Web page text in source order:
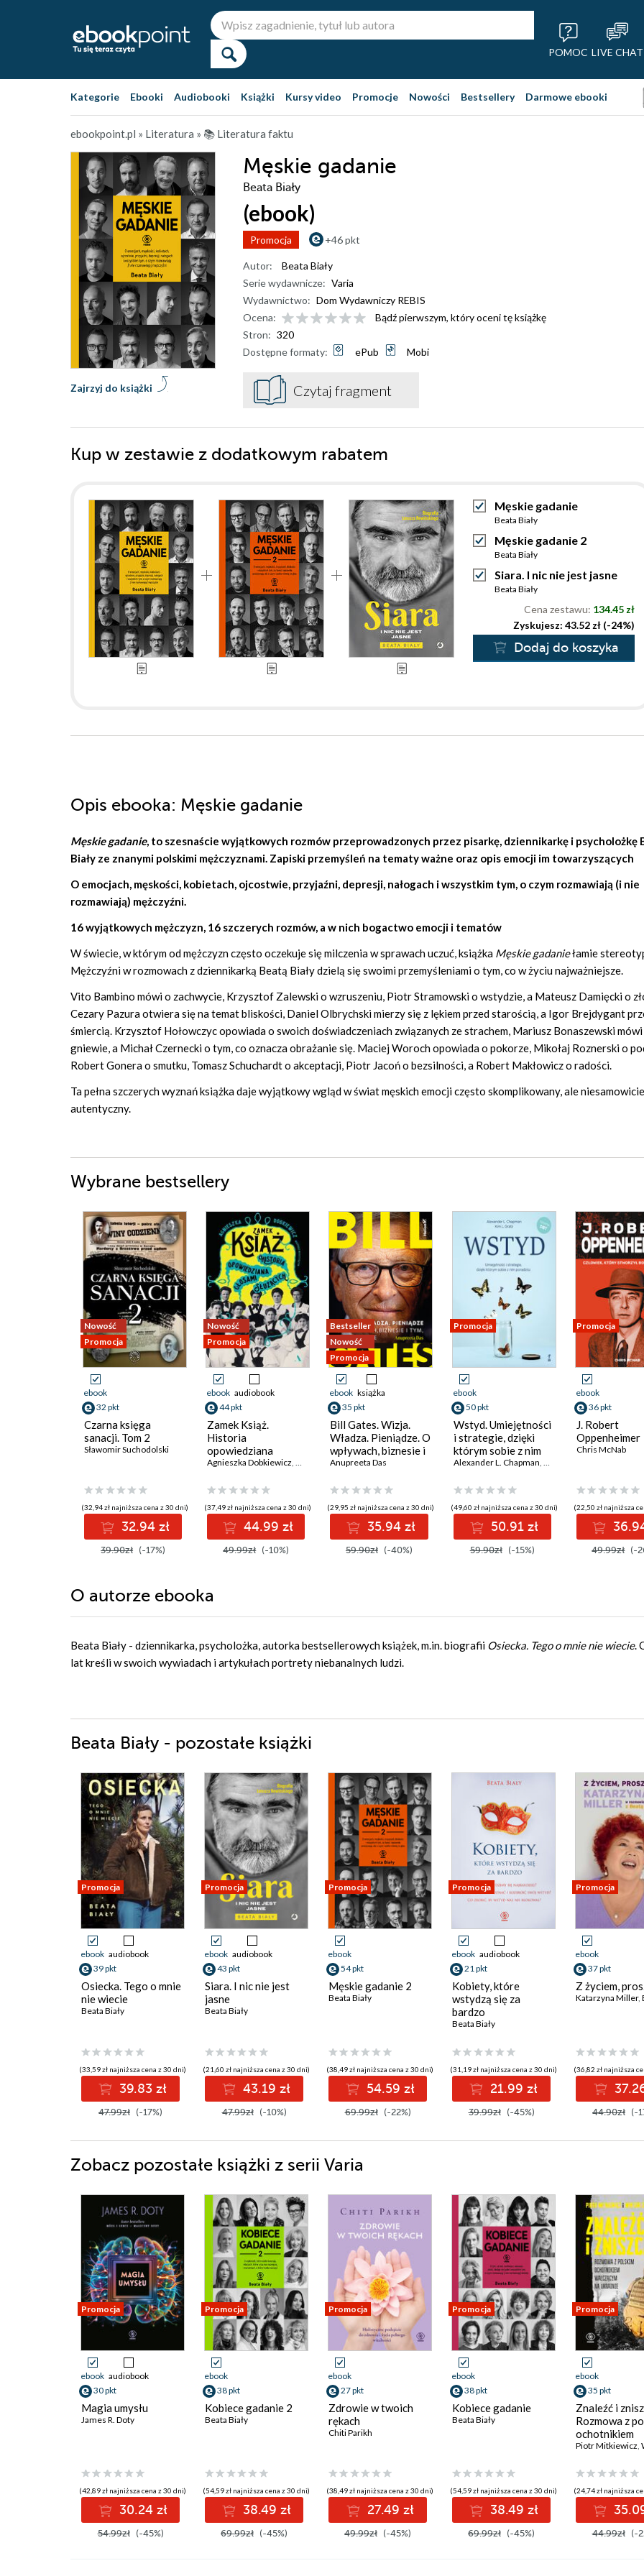
POMOC LIVE CHAT
Kategorie Ebooki Audiobooki Książki Kursy video Promocje Nowości Bestsellery Darmowe ebooki
ebookpoint.pl » Literatura » 📚 Literatura faktu
Męskie gadanie
Beata Biały
(ebook)
Promocja +46 pkt
Zajrzyj do książki
Autor:
Beata Biały
Serie wydawnicze: Varia
Wydawnictwo: Dom Wydawniczy REBIS
Ocena:
Bądź pierwszym, który oceni tę książkę
Stron: 320
Dostępne formaty:
ePub Mobi
Czytaj fragment
Kup w zestawie z dodatkowym rabatem
Męskie gadanie
Beata Biały
Męskie gadanie 2
Beata Biały
Siara. I nic nie jest jasne
Beata Biały
Cena zestawu: 134.45 zł
Zyskujesz: 43.52 zł (-24%)
Dodaj do koszyka
Opis ebooka: Męskie gadanie
Męskie gadanie, to szesnaście wyjątkowych rozmów przeprowadzonych przez pisarkę, dziennikarkę i psycholożkę
Biały ze znanymi polskimi mężczyznami. Zapiski przemyśleń na tematy ważne oraz opis emocji im towarzyszących
O emocjach, męskości, kobietach, ojcostwie, przyjaźni, depresji, nałogach i wszystkim tym, o czym rozmawiają (i nie
rozmawiają) mężczyźni.
16 wyjątkowych mężczyzn, 16 szczerych rozmów, a w nich bogactwo emocji i tematów
W świecie, w którym od mężczyzn często oczekuje się milczenia w sprawach uczuć, książka Męskie gadaniełamie
Mężczyźni w rozmowach z dziennikarką Beatą Biały dzielą się swoimi przemyśleniami o tym, co w życiu najważniejsze.
Vito Bambino mówi o zachwycie, Krzysztof Zalewski o wzruszeniu, Piotr Stramowski o wstydzie, a Mateusz Damięcki o
Cezary Pazura otwiera się na temat bliskości, Daniel Olbrychski mierzy się z lękiem przed starością, a Igor Brejdygant
śmiercią. Krzysztof Hołowczyc opowiada o swoich doświadczeniach związanych ze strachem, Mariusz Bonaszewski mówi
gniewie, a Michał Czernecki o tym, co oznacza obrażanie się. Maciej Woroch opowiada o pokorze, Mikołaj Roznerski o
Robert Gonera o smutku, Tomasz Schuchardt o akceptacji, Piotr Jacoń o bezsilności, a Robert Makłowicz o radości.
Ta pełna szczerych wyznań książka daje wyjątkowy wgląd w świat męskich emocji często skomplikowany, ale niesamowicie
autentyczny.
Wybrane bestsellery
Nowość
Promocja
ebook
32 pkt
Czarna księga
sanacji. Tom 2
Sławomir Suchodolski
(32,94 zł najniższa cena z 30 dni)
32.94 zł
39.90zł (-17%)
Nowość
Promocja
ebook audiobook
44 pkt
Zamek Książ.
Historia
opowiedziana
głosami służących
Agnieszka Dobkiewicz,Mateusz Mykytyszyn
(37,49 zł najniższa cena z 30 dni)
44.99 zł
49.99zł (-10%)
Bestseller
Nowość
Promocja
ebook książka
35 pkt
Bill Gates. Wizja.
Władza. Pieniądze. O
wpływach, biznesie i
tym, co niejawne
Anupreeta Das
(29,95 zł najniższa cena z 30 dni)
35.94 zł
59.90zł (-40%)
Promocja
ebook
50 pkt
Wstyd. Umiejętności
i strategie, dzięki
którym sobie z nim
poradzisz
Alexander L. Chapman, Kim L. Gratz
(49,60 zł najniższa cena z 30 dni)
50.91 zł
59.90zł (-15%)
Promocja
ebook
36 pkt
J. Robert
Oppenheimer
Chris McNab
(22,50 zł najniższa
49.99zł (-
O autorze ebooka
Beata Biały - dziennikarka, psycholożka, autorka bestsellerowych książek, m.in. biografii Osiecka. Tego o mnie nie wiecie.
lat kreśli w swoich wywiadach i artykułach portrety niebanalnych ludzi.
Beata Biały - pozostałe książki
Promocja
ebook audiobook
39 pkt
Osiecka. Tego o mnie
nie wiecie
Beata Biały
(33,59 zł najniższa cena z 30 dni)
39.83 zł
47.99zł (-17%)
Promocja
ebook audiobook
43 pkt
Siara. I nic nie jest
jasne
Beata Biały
(21,60 zł najniższa cena z 30 dni)
43.19 zł
47.99zł (-10%)
Promocja
ebook
54 pkt
Męskie gadanie 2
Beata Biały
(38,49 zł najniższa cena z 30 dni)
54.59 zł
69.99zł (-22%)
Promocja
ebook audiobook
21 pkt
Kobiety, które
wstydzą się za
bardzo
Beata Biały
(31,19 zł najniższa cena z 30 dni)
21.99 zł
39.99zł (-45%)
Promocja
ebook
37 pkt
Z życiem,
Katarzyna Miller,
(36,82 zł najniższa
44.90zł (-
Zobacz pozostałe książki z serii Varia
Promocja
ebook audiobook
30 pkt
Magia umysłu
James R. Doty
(42,89 zł najniższa cena z 30 dni)
30.24 zł
54.99zł (-45%)
Promocja
ebook
38 pkt
Kobiece gadanie 2
Beata Biały
(54,59 zł najniższa cena z 30 dni)
38.49 zł
69.99zł (-45%)
Promocja
ebook
27 pkt
Zdrowie w twoich
rękach
Chiti Parikh
(38,49 zł najniższa cena z 30 dni)
27.49 zł
49.99zł (-45%)
Promocja
ebook
38 pkt
Kobiece gadanie
Beata Biały
(54,59 zł najniższa cena z 30 dni)
38.49 zł
69.99zł (-45%)
Promocja
ebook
35 pkt
Znaleźć i
Rozmowa z
ochotnikiem
walczącym na
Piotr Mitkiewicz
(24,74 zł najniższa
44.99zł (-